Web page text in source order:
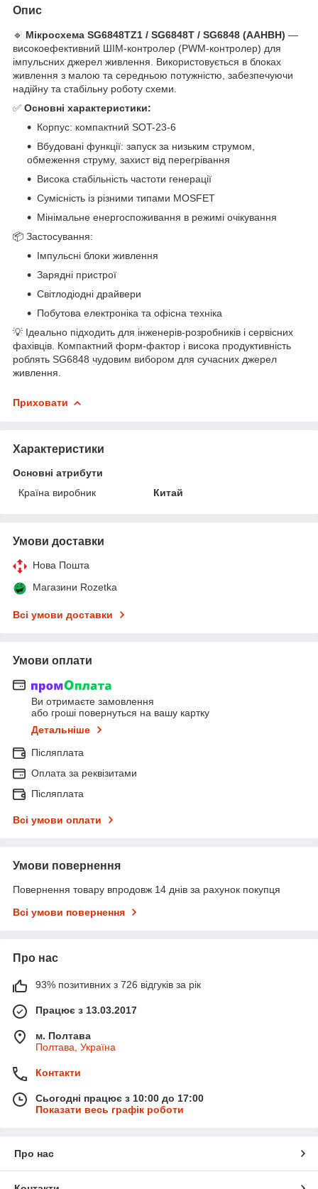
Опис
🔹 Мікросхема SG6848TZ1 / SG6848T / SG6848 (AAHBH) —
високоефективний ШІМ-контролер (PWM-контролер) для
імпульсних джерел живлення. Використовується в блоках
живлення з малою та середньою потужністю, забезпечуючи
надійну та стабільну роботу схеми.
✅ Основні характеристики:
Корпус: компактний SOT-23-6
Вбудовані функції: запуск за низьким струмом,
обмеження струму, захист від перегрівання
Висока стабільність частоти генерації
Сумісність із різними типами MOSFET
Мінімальне енергоспоживання в режимі очікування
📦 Застосування:
Імпульсні блоки живлення
Зарядні пристрої
Світлодіодні драйвери
Побутова електроніка та офісна техніка
💡 Ідеально підходить для інженерів-розробників і сервісних
фахівців. Компактний форм-фактор і висока продуктивність
роблять SG6848 чудовим вибором для сучасних джерел
живлення.
Приховати
Характеристики
Основні атрибути
Країна виробник
Китай
Умови доставки
Нова Пошта
Магазини Rozetka
Всі умови доставки
Умови оплати
Ви отримаєте замовлення
або гроші повернуться на вашу картку
Детальніше
Післяплата
Оплата за реквізитами
Післяплата
Всі умови оплати
Умови повернення
Повернення товару впродовж 14 днів за рахунок покупця
Всі умови повернення
Про нас
93% позитивних з 726 відгуків за рік
Працює з 13.03.2017
м. Полтава
Полтава, Україна
Контакти
Сьогодні працює з 10:00 до 17:00
Показати весь графік роботи
Про нас